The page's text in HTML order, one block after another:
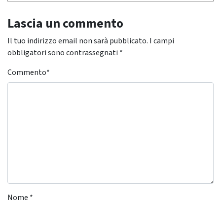
Lascia un commento
Il tuo indirizzo email non sarà pubblicato. I campi
obbligatori sono contrassegnati *
Commento*
Nome *